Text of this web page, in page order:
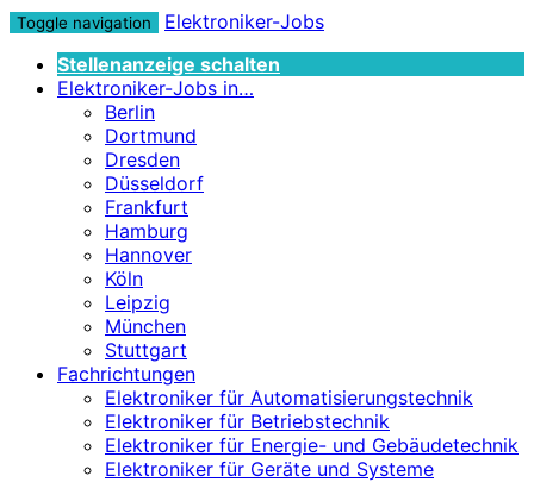
Toggle navigation
Elektroniker-Jobs
Stellenanzeige schalten
Elektroniker-Jobs in…
Berlin
Dortmund
Dresden
Düsseldorf
Frankfurt
Hamburg
Hannover
Köln
Leipzig
München
Stuttgart
Fachrichtungen
Elektroniker für Automatisierungstechnik
Elektroniker für Betriebstechnik
Elektroniker für Energie- und Gebäudetechnik
Elektroniker für Geräte und Systeme